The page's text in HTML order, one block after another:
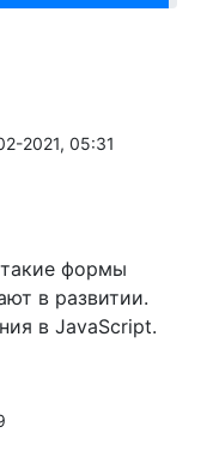
2021, 05:31
формы
в развитии.
в JavaScript.